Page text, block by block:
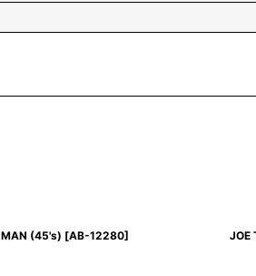
MAN (45's) [AB-12280] JOE